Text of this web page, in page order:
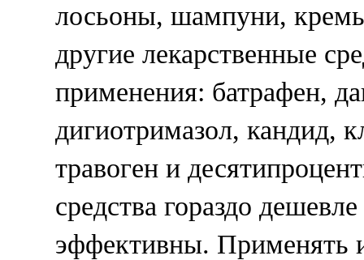
лосьоны, шампуни,
другие лекарственные
применения: батрафен,
дигиотримазол, кандид,
травоген и
средства гораздо
эффективны. Применять